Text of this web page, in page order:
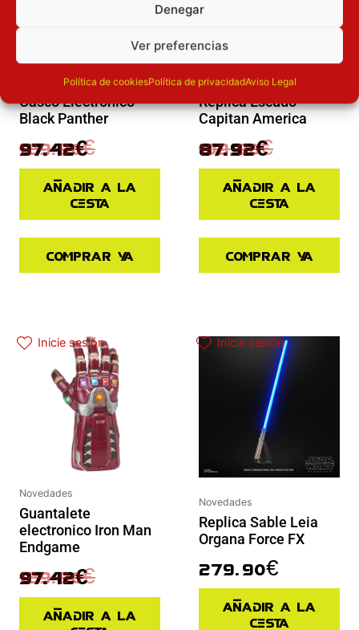
Denegar
Ver preferencias
Política de cookiesPolítica de privacidadAviso Legal
Novedades
Casco Electronico
Black Panther
129.90€
97.42€
Añadir a la
cesta
Comprar ya
Ofertas
Replica Escudo
Capitan America
109.90€
87.92€
Añadir a la
cesta
Comprar ya
Inicie sesión
Novedades
Guantalete
electronico Iron Man
Endgame
129.90€
97.42€
Añadir a la
Inicie sesión
Novedades
Replica Sable Leia
Organa Force FX
279.90€
Añadir a la
cesta